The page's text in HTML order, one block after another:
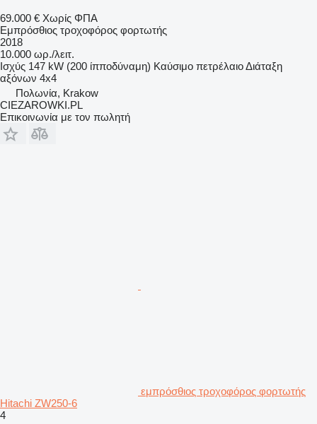
69.000 € Χωρίς ΦΠΑ
Εμπρόσθιος τροχοφόρος φορτωτής
2018
10.000 ωρ./λειτ.
Ισχύς 147 kW (200 ίπποδύναμη) Καύσιμο πετρέλαιοΔιάταξη
αξόνων 4x4
Πολωνία, Krakow
CIEZAROWKI.PL
Επικοινωνία με τον πωλητή
εμπρόσθιος τροχοφόρος φορτωτής
Hitachi ZW250-6
4